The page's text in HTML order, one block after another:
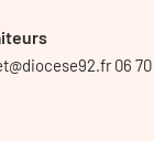
06 70